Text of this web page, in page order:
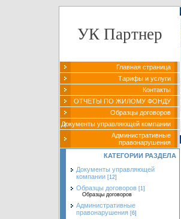
УК Партнер
Главная страница
Тарифы и услуги
Контакты
ОТЧЕТЫ ПО ЖИЛОМУ ФОНДУ
Образцы договоров
Документы управляющей компании
Административные
правонарушения
КАТЕГОРИИ РАЗДЕЛА
Документы управляющей
компании [12]
Образцы договоров [1]
Образцы договоров
Административные
правонарушения [6]